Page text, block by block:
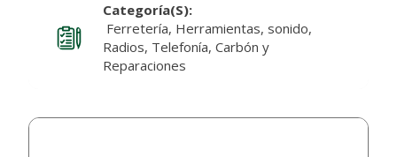
Categoría(s):
Ferretería, Herramientas, sonido,
Radios, Telefonía, Carbón y
Reparaciones